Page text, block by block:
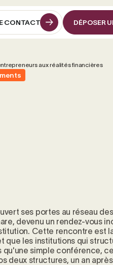
CONTACT
DÉPOSER
aux réalités financières
ses portes au réseau
devenu un rendez-vous
Cette rencontre est
que les institutions qui
simple conférence,
deux structures, un an